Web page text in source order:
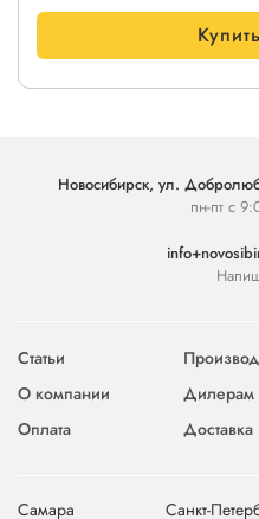
Купить
Новосибирск, ул.
пн-пт с
Статьи
О компании
Дилерам
Оплата
Доставка
Самара Санкт-